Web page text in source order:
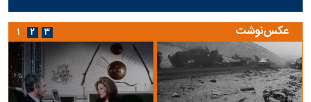
عکس‌نوشت ۱ ۲ ۳